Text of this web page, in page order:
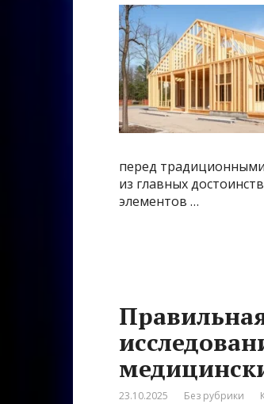
перед
из главных
элементов …
23.10.2025 Без рубрики